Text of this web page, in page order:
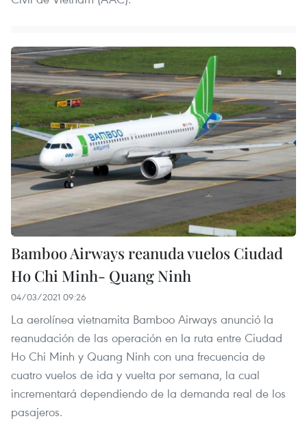
Bamboo Airways reanuda vuelos Ciudad
Ho Chi Minh- Quang Ninh
04/03/2021 09:26
La aerolínea vietnamita Bamboo Airways anunció la
reanudación de las operación en la ruta entre Ciudad
Ho Chi Minh y Quang Ninh con una frecuencia de
cuatro vuelos de ida y vuelta por semana, la cual
incrementará dependiendo de la demanda real de los
pasajeros.